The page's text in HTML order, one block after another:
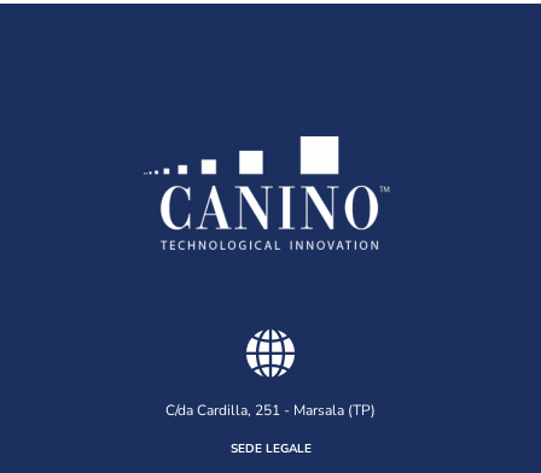
C/da Cardilla, 251 - Marsala (TP)
SEDE LEGALE